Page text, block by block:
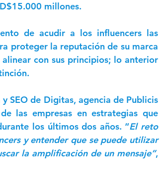
millones.
de acudir a los influencers las
proteger la reputación de su marca
con sus principios; lo anterior
SEO de Digitas, agencia de Publicis
las empresas en estrategias que
los últimos dos años. “El reto
y entender que se puede utilizar
la amplificación de un mensaje”,